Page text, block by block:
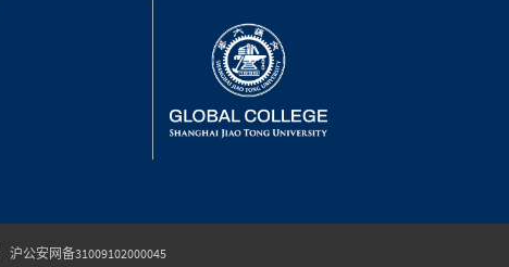
沪公安网备31009102000045